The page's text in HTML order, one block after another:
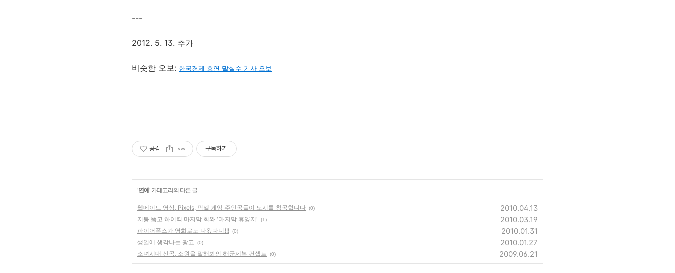
---
2012. 5. 13. 추가
비슷한 오보: 한국경제 효연 말실수 기사 오보
공감 구독하기
'연예' 카테고리의 다른 글
웹메이드 영상, Pixels, 픽셀 게임 주인공들이 도시를 침공합니다 (0) 2010.04.13
지붕 뚫고 하이킥 마지막 회와 '마지막 휴양지' (1) 2010.03.19
파이어폭스가 영화로도 나왔다니!!! (0) 2010.01.31
생일에 생각나는 광고 (0) 2010.01.27
소녀시대 신곡, 소원을 말해봐의 해군제복 컨셉트 (0) 2009.06.21